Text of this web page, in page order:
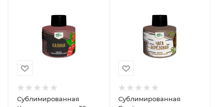
Сублимированная
Сублимированная